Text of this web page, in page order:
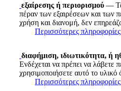
εξαίρεσης ή περιορισμού —
πέραν των εξαιρέσεων και των
χρήση και διανομή, δεν
Περισσότερες πληροφορίες
διαφήμιση, ιδιωτικότητα, ή
Ενδέχεται να πρέπει να λάβετε
χρησιμοποιήσετε αυτό το υλικό
Περισσότερες πληροφορίες